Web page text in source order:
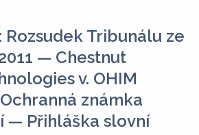
Rozsudek Tribunálu ze
— Chestnut
v. OHIM
známka
— Přihláška slovní